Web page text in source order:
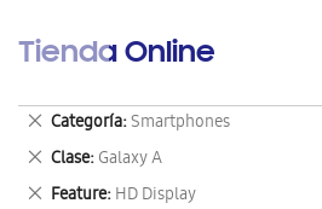
Tienda Online
Categoría Smartphones
Eliminar
este
artículo
Clase Galaxy A
Eliminar
este
Feature HD Display
Eliminar